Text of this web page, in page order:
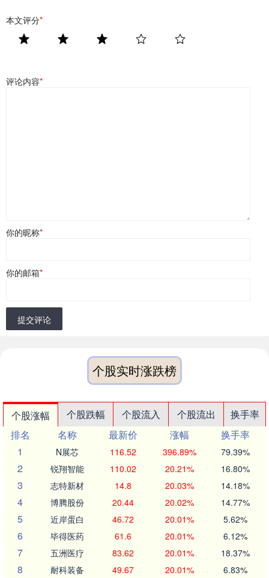
本文评分*
评论内容*
你的昵称*
你的邮箱*
提交评论
个股实时涨跌榜
个股涨幅 个股跌幅 个股流入 个股流出
换手率
排名
名称 最新价 涨幅
换手率
1
N展芯 116.52 396.89% 79.39%
2 锐翔智能 110.02 20.21% 16.80%
3 志特新材 14.8 20.03% 14.18%
4 博腾股份 20.44 20.02% 14.77%
5 近岸蛋白 46.72 20.01% 5.62%
6 毕得医药 61.6 20.01% 6.12%
7 五洲医疗 83.62 20.01% 18.37%
8 耐科装备 49.67 20.01% 6.83%